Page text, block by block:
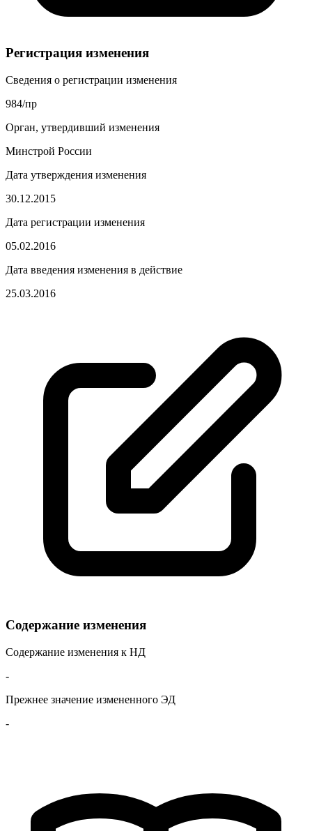
Регистрация изменения
Сведения о регистрации изменения
984/пр
Орган, утвердивший изменения
Минстрой России
Дата утверждения изменения
30.12.2015
Дата регистрации изменения
05.02.2016
Дата введения изменения в действие
25.03.2016
Содержание изменения
Содержание изменения к НД
-
Прежнее значение измененного ЭД
-